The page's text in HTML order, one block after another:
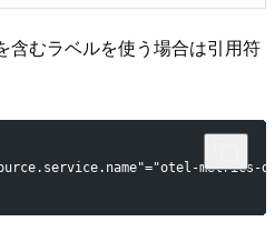
含むラベルを使う場合は引用符
metrics-